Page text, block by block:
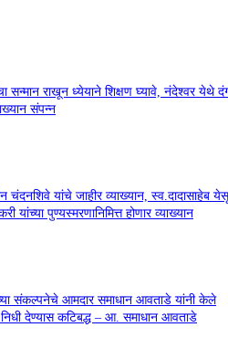
सन्मान राखून ध्येयाने शिक्षण घ्यावे, नंदेश्वर येथे
संपन्न
चंदनशिवे यांचे जाहीर व्याख्यान, स्व.दादासाहेब येसू
यांच्या पुण्यस्मरणानिमित्त होणार व्याख्यान
संकल्पनेचे आमदार समाधान आवताडे यांनी केले
निधी देण्यास कटिबद्ध – आ. समाधान आवताडे